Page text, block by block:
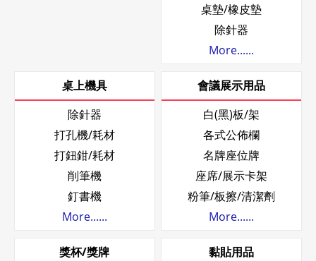
桌墊/橡皮墊
除針器
More......
桌上機具
除針器
打孔機/耗材
打鈕鉗/耗材
削筆機
釘書機
More......
會議展示用品
白(黑)板/架
各式公佈欄
名牌座位牌
座席/展示卡架
粉筆/板擦/清潔劑
More......
獎杯/獎牌
黏貼用品